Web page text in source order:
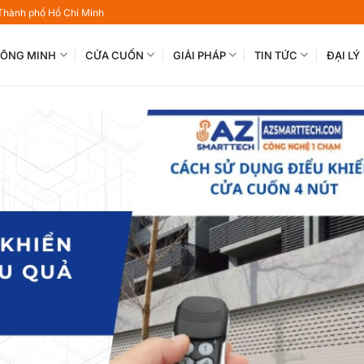
phố Hồ Chí Minh
MINH CỬA CUỐN GIẢI PHÁP TIN TỨC ĐẠI LÝ